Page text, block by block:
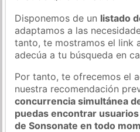
Disponemos de un listado
adaptamos a las
tanto, te mostramos el link
adecúa a tu búsqueda en
Por tanto, te ofrecemos el
nuestra recomendación
concurrencia simultánea
puedas encontrar
de Sonsonate en todo